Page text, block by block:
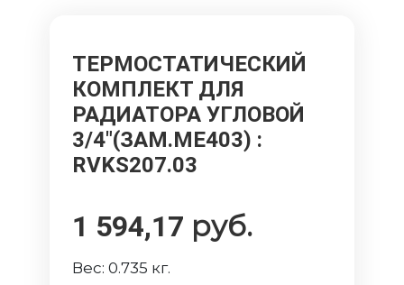
ТЕРМОСТАТИЧЕСКИЙ
КОМПЛЕКТ ДЛЯ
РАДИАТОРА УГЛОВОЙ
3/4"(ЗАМ.ME403) :
RVKS207.03
1 594,17 руб.
Вес:0.735 кг.